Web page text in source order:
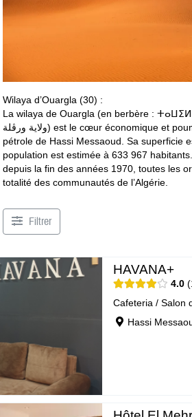
Wilaya d’Ouargla (30) :
La wilaya de Ouargla (en berbère :
ولاية ورڨلة) est le cœur économique et poumon de l’Algérie grâce au
pétrole de Hassi Messaoud. Sa superficie
population est estimée à 633 967
depuis la fin des années 1970, toutes les
totalité des communautés de l’Algérie.
Filtrer
HAVANA+
4.0
Cafeteria / Salon
Hassi